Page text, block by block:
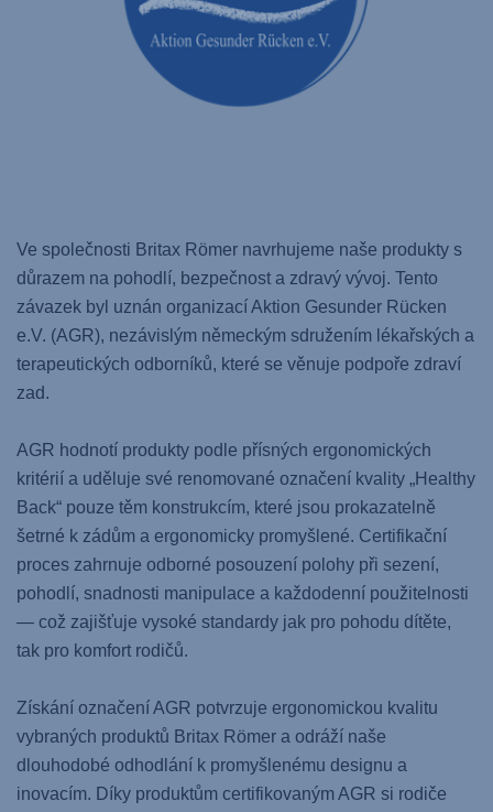
Ve společnosti Britax Römer navrhujeme naše produkty s
důrazem na pohodlí, bezpečnost a zdravý vývoj. Tento
závazek byl uznán organizací Aktion Gesunder Rücken
e.V. (AGR), nezávislým německým sdružením lékařských a
terapeutických odborníků, které se věnuje podpoře zdraví
zad.
AGR hodnotí produkty podle přísných ergonomických
kritérií a uděluje své renomované označení kvality „Healthy
Back“ pouze těm konstrukcím, které jsou prokazatelně
šetrné k zádům a ergonomicky promyšlené. Certifikační
proces zahrnuje odborné posouzení polohy při sezení,
pohodlí, snadnosti manipulace a každodenní použitelnosti
— což zajišťuje vysoké standardy jak pro pohodu dítěte,
tak pro komfort rodičů.
Získání označení AGR potvrzuje ergonomickou kvalitu
vybraných produktů Britax Römer a odráží naše
dlouhodobé odhodlání k promyšlenému designu a
inovacím. Díky produktům certifikovaným AGR si rodiče